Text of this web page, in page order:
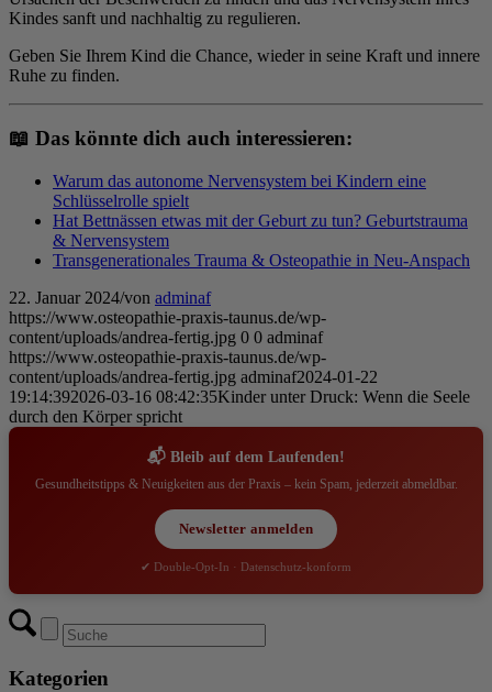
Kindes sanft und nachhaltig zu regulieren.
Geben Sie Ihrem Kind die Chance, wieder in seine Kraft und innere
Ruhe zu finden.
📖 Das könnte dich auch interessieren:
Warum das autonome Nervensystem bei Kindern eine
Schlüsselrolle spielt
Hat Bettnässen etwas mit der Geburt zu tun? Geburtstrauma
& Nervensystem
Transgenerationales Trauma & Osteopathie in Neu-Anspach
22. Januar 2024/von adminaf
https://www.osteopathie-praxis-taunus.de/wp-
content/uploads/andrea-fertig.jpg 0 0 adminaf
https://www.osteopathie-praxis-taunus.de/wp-
content/uploads/andrea-fertig.jpg adminaf2024-01-22
19:14:392026-03-16 08:42:35Kinder unter Druck: Wenn die Seele
durch den Körper spricht
📬 Bleib auf dem Laufenden!
Gesundheitstipps & Neuigkeiten aus der Praxis – kein Spam, jederzeit abmeldbar.
Newsletter anmelden
✔ Double-Opt-In · Datenschutz-konform
Kategorien